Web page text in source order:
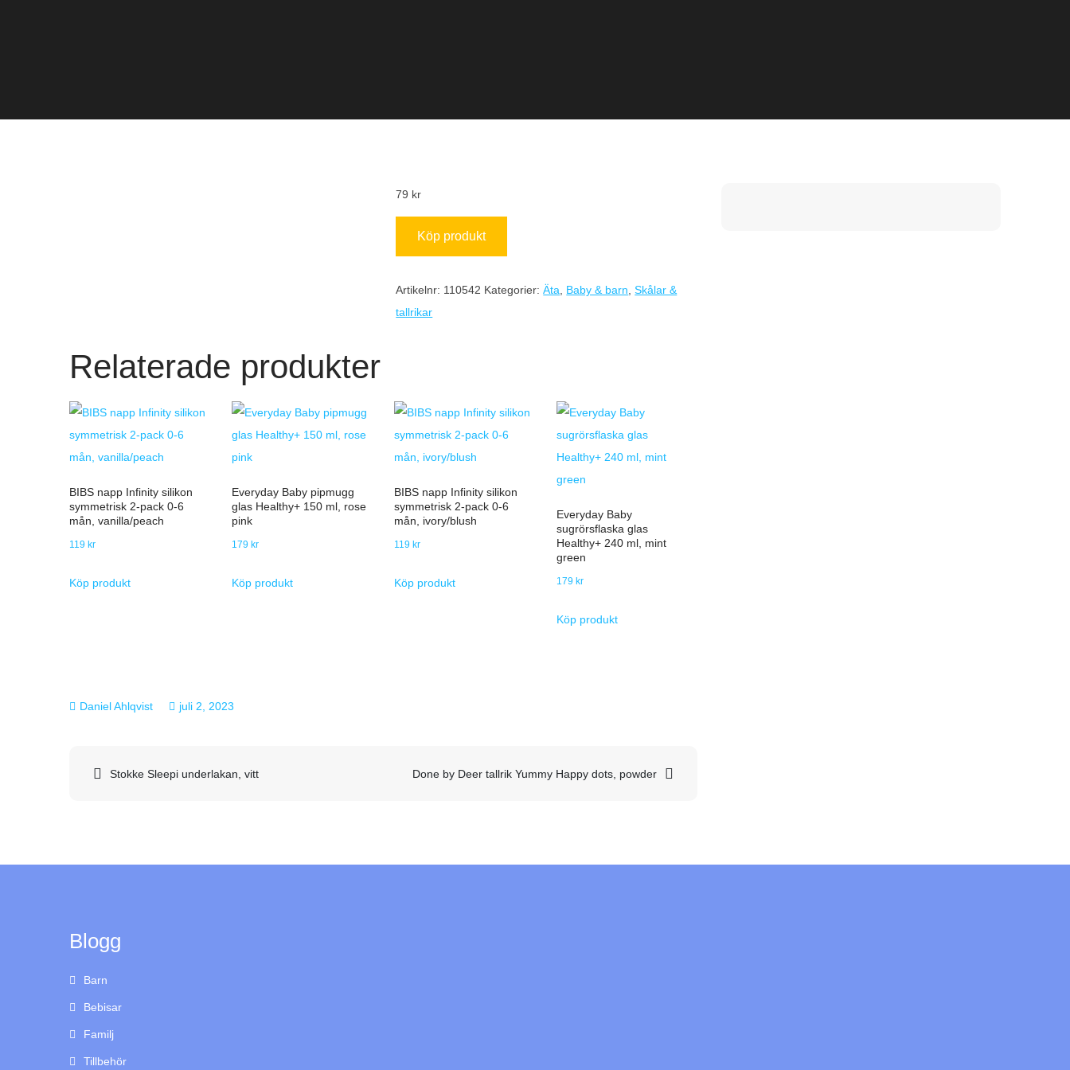
79 kr
Köp produkt
Artikelnr: 110542 Kategorier:Äta Baby & barn ,Skålar &
tallrikar
Relaterade produkter
BIBS napp Infinity silikon
symmetrisk 2-pack 0-6
mån, vanilla/peach
119 kr
Köp produkt
Everyday Baby pipmugg
glas Healthy+ 150 ml, rose
pink
179 kr
Köp produkt
BIBS napp Infinity silikon
symmetrisk 2-pack 0-6
mån, ivory/blush
119 kr
Köp produkt
Everyday Baby
sugrörsflaska glas
Healthy+ 240 ml, mint
green
179 kr
Köp produkt
juli 2, 2023
Inläggsnavigering
Stokke Sleepi underlakan, vitt Done by Deer tallrik Yummy Happy dots, powder
Blogg
Barn
Bebisar
Familj
Tillbehör